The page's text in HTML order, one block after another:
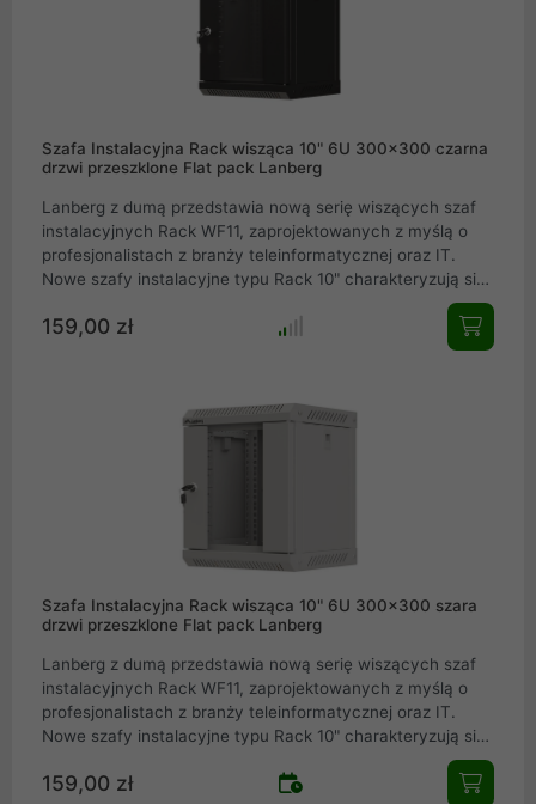
Szafa Instalacyjna Rack wisząca 10" 6U 300x300 czarna
drzwi przeszklone Flat pack Lanberg
Lanberg z dumą przedstawia nową serię wiszących szaf
instalacyjnych Rack WF11, zaprojektowanych z myślą o
profesjonalistach z branży teleinformatycznej oraz IT.
Nowe szafy instalacyjne typu Rack 10" charakteryzują się
zarówno w domowych sieciach IT, małych i średnich
firmach, jak i w serwerowniach oraz centrach danych.
zabierania przestrzeni na wyposażenie czy dostęp
159,00 zł
Szafa Instalacyjna Rack wisząca 10" 6U 300x300 szara
drzwi przeszklone Flat pack Lanberg
Lanberg z dumą przedstawia nową serię wiszących szaf
instalacyjnych Rack WF11, zaprojektowanych z myślą o
profesjonalistach z branży teleinformatycznej oraz IT.
Nowe szafy instalacyjne typu Rack 10" charakteryzują się
zarówno w domowych sieciach IT, małych i średnich
159,00 zł